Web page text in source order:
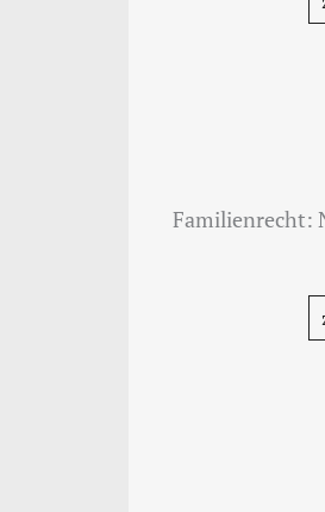
Familienrecht: